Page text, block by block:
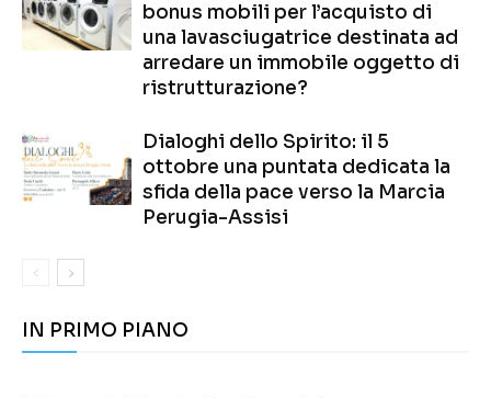
bonus mobili per l’acquisto di
una lavasciugatrice destinata ad
arredare un immobile oggetto di
ristrutturazione?
Dialoghi dello Spirito: il 5
ottobre una puntata dedicata la
sfida della pace verso la Marcia
Perugia-Assisi
IN PRIMO PIANO